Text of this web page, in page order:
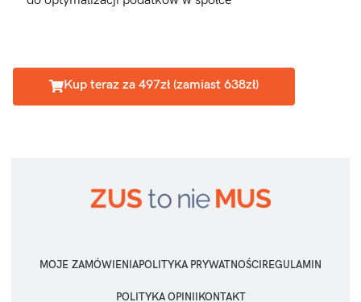
Kup teraz za 497zł (zamiast 638zł)
MOJE ZAMÓWIENIAPOLITYKA PRYWATNOŚCIREGULAMIN
POLITYKA OPINIIKONTAKT